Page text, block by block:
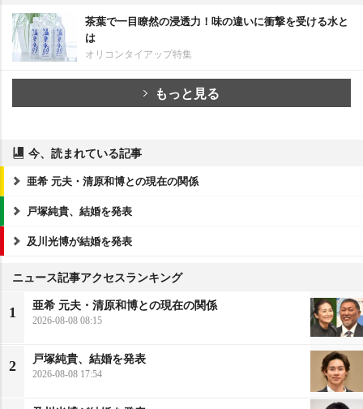
茶葉で一目瞭然の浸透力！味の違いに衝撃を受ける水と
は
オリコンタイアップ特集
もっと見る
今、読まれている記事
亜希 元夫・清原和博との現在の関係
戸塚純貴、結婚を発表
及川光博が結婚を発表
ニュース記事アクセスランキング
1
亜希 元夫・清原和博との現在の関係
2026-08-08 08:15
2
戸塚純貴、結婚を発表
2026-08-08 17:54